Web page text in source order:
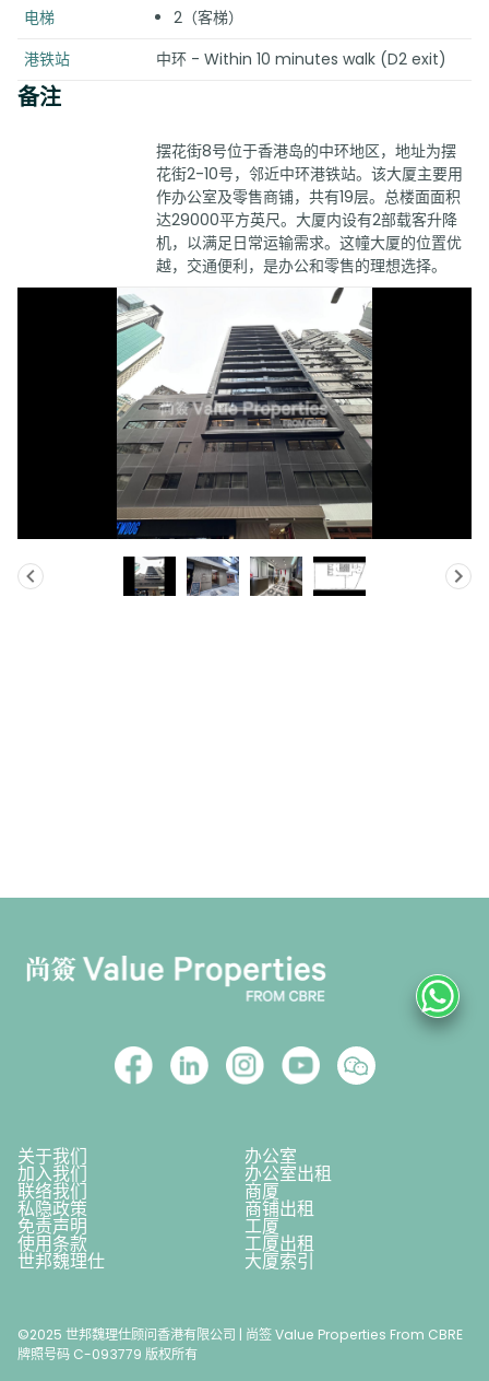
电梯
2（客梯）
港铁站
中环 - Within 10 minutes walk (D2 exit)
备注
摆花街8号位于香港岛的中环地区，地址为摆
花街2-10号，邻近中环港铁站。该大厦主要用
作办公室及零售商铺，共有19层。总楼面面积
达29000平方英尺。大厦内设有2部载客升降
机，以满足日常运输需求。这幢大厦的位置优
越，交通便利，是办公和零售的理想选择。
关于我们 办公室
加入我们 办公室出租
联络我们 商厦
私隐政策 商铺出租
免责声明 工厦
使用条款 工厦出租
世邦魏理仕 大厦索引
©2025 世邦魏理仕顾问香港有限公司 | 尚签 Value Properties From CBRE
牌照号码 C-093779 版权所有